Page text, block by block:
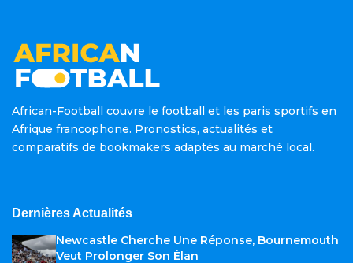
African-Football couvre le football et les paris sportifs en
Afrique francophone. Pronostics, actualités et
comparatifs de bookmakers adaptés au marché local.
Dernières Actualités
Newcastle Cherche Une Réponse, Bournemouth
Veut Prolonger Son Élan